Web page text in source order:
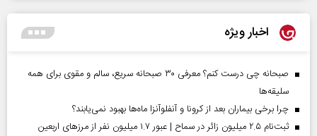
اخبار ویژه
صبحانه چی درست کنم؟ معرفی ۳۰ صبحانه سریع، سالم و مقوی برای همه
سلیقه‌ها
چرا برخی بیماران بعد از کرونا و آنفلوآنزا ماه‌ها بهبود نمی‌یابند؟
ثبت‌نام ۲.۵ میلیون زائر در سماح | عبور ۱.۷ میلیون نفر از مرز‌های اربعین